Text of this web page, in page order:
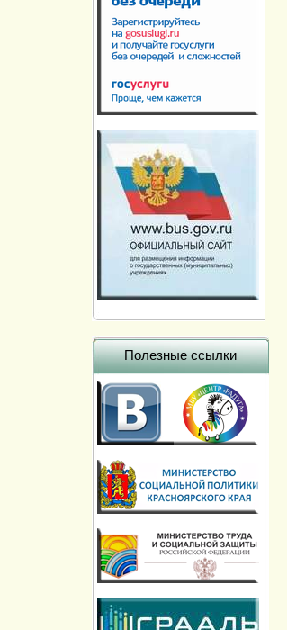
Полезные ссылки